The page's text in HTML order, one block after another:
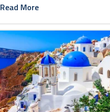
Read More
link